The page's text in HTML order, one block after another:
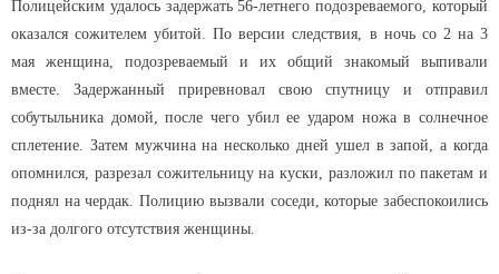
Полицейским удалось задержать 56-летнего подозреваемого, который
оказался сожителем убитой. По версии следствия, в ночь со 2 на 3
мая женщина, подозреваемый и их общий знакомый выпивали
вместе. Задержанный приревновал свою спутницу и отправил
собутыльника домой, после чего убил ее ударом ножа в солнечное
сплетение. Затем мужчина на несколько дней ушел в запой, а когда
опомнился, разрезал сожительницу на куски, разложил по пакетам и
поднял на чердак. Полицию вызвали соседи, которые забеспокоились
из-за долгого отсутствия женщины.